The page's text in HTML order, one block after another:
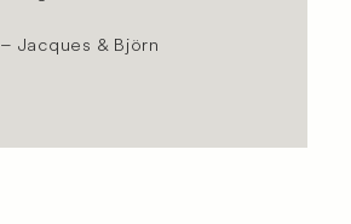
– Jacques & Björn